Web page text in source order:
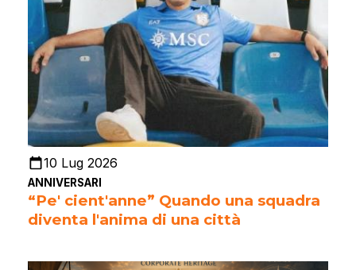
10 Lug 2026
ANNIVERSARI
“Pe' cient'anne” Quando una squadra
diventa l'anima di una città